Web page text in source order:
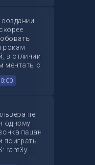
в отличии
мечтать о
в такую
цели на
глазам это
пойдёшь
коллягу.
играть и
не
одному
пацан
поиграть.
ram3y